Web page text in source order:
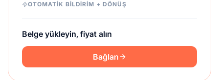
OTOMATIK BILDIRIM + DÖNÜŞ
Belge yükleyin, fiyat alın
Bağlan